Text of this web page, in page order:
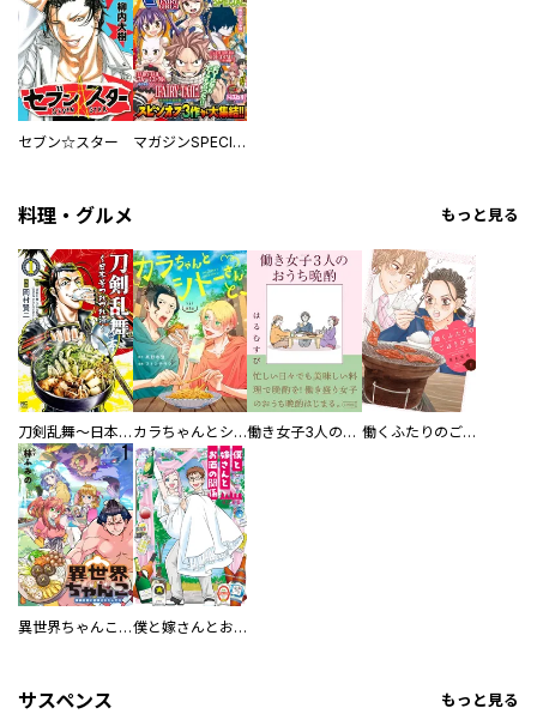
セブン☆スター マガジンSPECIAL
料理・グルメ もっと見る
刀剣乱舞～日本号つれづれ酒～ カラちゃんとシトーさんと、 【分冊版】 働き女子3人のおうち晩酌 働くふたりのごほうび飯
異世界ちゃんこ～横綱目前に召喚されたんだが～ 【連載版】 僕と嫁さんとお酒の関係
サスペンス もっと見る